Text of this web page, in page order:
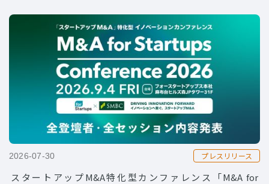
2026-07-30 プレスリリース
スタートアップM&A特化型カンファレンス「M&A for